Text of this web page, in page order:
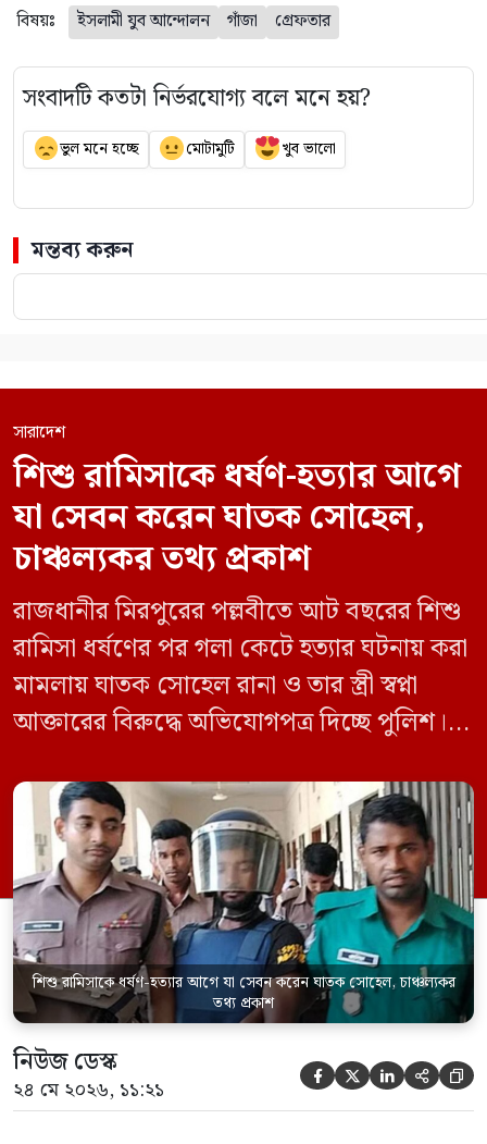
বিষয়ঃ ইসলামী যুব আন্দোলন গাঁজা গ্রেফতার
সংবাদটি কতটা নির্ভরযোগ্য বলে মনে হয়?
ভুল মনে হচ্ছে মোটামুটি খুব ভালো
মন্তব্য করুন
সারাদেশ
শিশু রামিসাকে ধর্ষণ-হত্যার আগে
যা সেবন করেন ঘাতক সোহেল,
চাঞ্চল্যকর তথ্য প্রকাশ
রাজধানীর মিরপুরের পল্লবীতে আট বছরের শিশু
রামিসা ধর্ষণের পর গলা কেটে হত্যার ঘটনায় করা
মামলায় ঘাতক সোহেল রানা ও তার স্ত্রী স্বপ্না
আক্তারের বিরুদ্ধে অভিযোগপত্র দিচ্ছে পুলিশ।
সেবন করেছিলেন বলে জবানবন্দিতে
জানিয়েছেন আসামি। রোববার (২৪ মে) সকালে
মামলার তদন্ত কর্মকর্তা পল্লবী থানার উপ-
পরিদর্শক অহিদুজ্জামান এ তথ্য নিছিত করেন।
তিনি বলেন, […]
শিশু রামিসাকে ধর্ষণ-হত্যার আগে যা সেবন করেন ঘাতক সোহেল, চাঞ্চল্যকর
তথ্য প্রকাশ
নিউজ ডেস্ক
২৪ মে ২০২৬, ১১:২১     